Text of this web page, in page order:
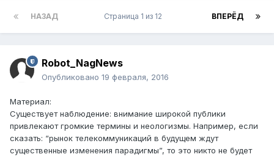
НАЗАД ВПЕРЁД
Страница 1 из 12
Robot_NagNews
Опубликовано 19 февраля, 2016
Материал:
Существует наблюдение: внимание широкой публики
привлекают громкие термины и неологизмы. Например, если
сказать: “рынок телекоммуникаций в будущем ждут
существенные изменения парадигмы”, то это никто не будет